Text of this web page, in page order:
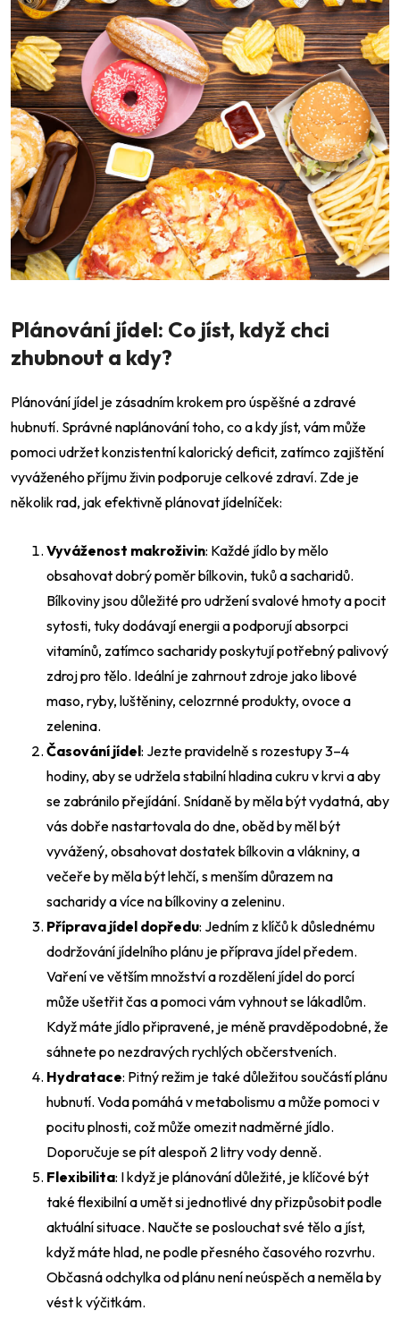
Plánování jídel: Co jíst, když chci
zhubnout a kdy?
Plánování jídel je zásadním krokem pro úspěšné a zdravé
hubnutí. Správné naplánování toho, co a kdy jíst, vám může
pomoci udržet konzistentní kalorický deficit, zatímco zajištění
vyváženého příjmu živin podporuje celkové zdraví. Zde je
několik rad, jak efektivně plánovat jídelníček:
Vyváženost makroživin: Každé jídlo by mělo
obsahovat dobrý poměr bílkovin, tuků a sacharidů.
Bílkoviny jsou důležité pro udržení svalové hmoty a pocit
sytosti, tuky dodávají energii a podporují absorpci
vitamínů, zatímco sacharidy poskytují potřebný palivový
zdroj pro tělo. Ideální je zahrnout zdroje jako libové
maso, ryby, luštěniny, celozrnné produkty, ovoce a
zelenina.
Časování jídel: Jezte pravidelně s rozestupy 3–4
hodiny, aby se udržela stabilní hladina cukru v krvi a aby
se zabránilo přejídání. Snídaně by měla být vydatná, aby
vás dobře nastartovala do dne, oběd by měl být
vyvážený, obsahovat dostatek bílkovin a vlákniny, a
večeře by měla být lehčí, s menším důrazem na
sacharidy a více na bílkoviny a zeleninu.
Příprava jídel dopředu: Jedním z klíčů k důslednému
dodržování jídelního plánu je příprava jídel předem.
Vaření ve větším množství a rozdělení jídel do porcí
může ušetřit čas a pomoci vám vyhnout se lákadlům.
Když máte jídlo připravené, je méně pravděpodobné, že
sáhnete po nezdravých rychlých občerstveních.
Hydratace: Pitný režim je také důležitou součástí plánu
hubnutí. Voda pomáhá v metabolismu a může pomoci v
pocitu plnosti, což může omezit nadměrné jídlo.
Doporučuje se pít alespoň 2 litry vody denně.
Flexibilita: I když je plánování důležité, je klíčové být
také flexibilní a umět si jednotlivé dny přizpůsobit podle
aktuální situace. Naučte se poslouchat své tělo a jíst,
když máte hlad, ne podle přesného časového rozvrhu.
Občasná odchylka od plánu není neúspěch a neměla by
vést k výčitkám.